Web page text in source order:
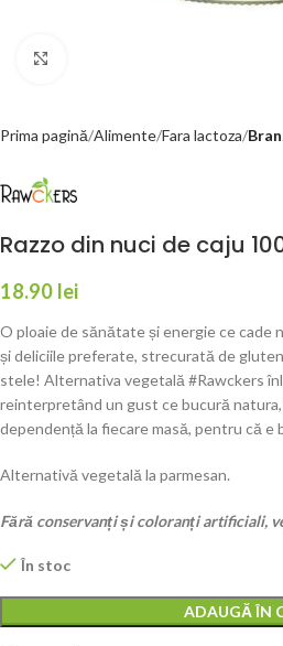
Prima pagină Alimente Fara lactoza
Razzo din nuci de caju
18.90 lei
O ploaie de sănătate și energie ce cade
și deliciile preferate, strecurată de
stele! Alternativa vegetală #Rawckers
reinterpretând un gust ce bucură
dependență la fiecare masă, pentru că
Alternativă vegetală la parmesan.
Fără conservanți și coloranți artificiali,
În stoc
ADAUGĂ ÎN